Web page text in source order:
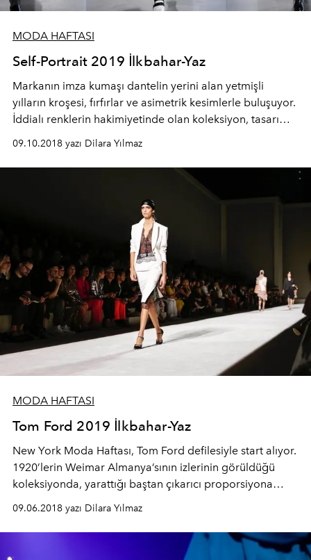
MODA HAFTASI
Self-Portrait 2019 İlkbahar-Yaz
Markanın imza kumaşı dantelin yerini alan yetmişli
yılların kroşesi, fırfırlar ve asimetrik kesimlerle buluşuyor.
İddialı renklerin hakimiyetinde olan koleksiyon, tasarımcı
Han Chong’un son Ibiza seyahatinden ilhamını alıyor.
09.10.2018 yazı Dilara Yılmaz
MODA HAFTASI
Tom Ford 2019 İlkbahar-Yaz
New York Moda Haftası, Tom Ford defilesiyle start alıyor.
1920’lerin Weimar Almanya’sının izlerinin görüldüğü
koleksiyonda, yarattığı baştan çıkarıcı proporsiyona
dikkat çekiyor. Renk seçiminde, soğuk ama çekici olan
pudra tonları ile siyahlar bulunuyor. O zor dönemlere
şatafatlı bir koleksiyonla ışık tutan tasarımcı, kadınların
ve erkeklerin daha güçlü, kendine güvenen
09.06.2018 yazı Dilara Yılmaz